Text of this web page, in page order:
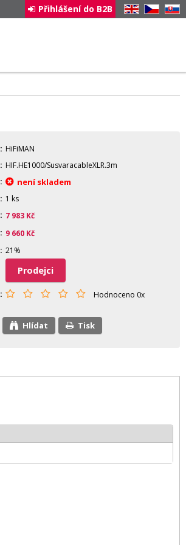
EN CZ SK
Přihlášení do B2B
HiFiMAN
HIF.HE1000/SusvaracableXLR.3m
není skladem
1 ks
7 983 Kč
9 660 Kč
21%
Prodejci
Hodnoceno 0x
Hlídat Tisk